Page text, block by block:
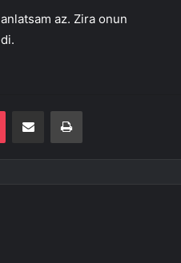
az. Zira onun
Pocket E-Posta ile paylaş Yazdır